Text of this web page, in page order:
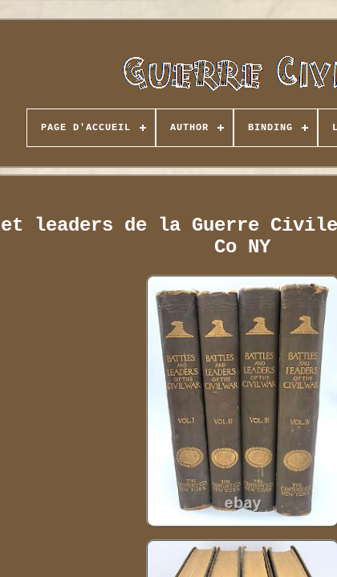
PAGE D'ACCUEIL AUTHOR BINDING
leaders de la Guerre Civile
Co NY